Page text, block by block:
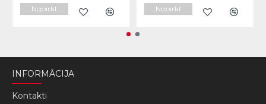
Nopirkt Nopirkt
INFORMĀCIJA
Kontakti